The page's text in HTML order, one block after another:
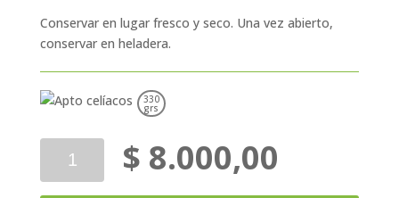
Conservar en lugar fresco y seco. Una vez abierto,
conservar en heladera.
330
grs
$ 8.000,00
Tranquilina